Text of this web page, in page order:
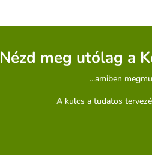
Nézd meg utólag a
...amiben
A kulcs a tudatos